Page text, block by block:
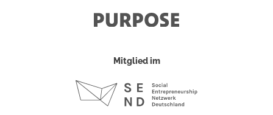
Mitglied im